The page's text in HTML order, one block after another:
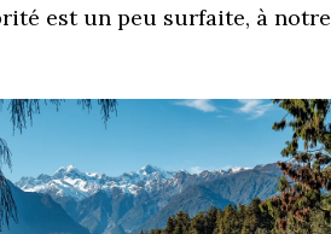
est un peu surfaite, à notre